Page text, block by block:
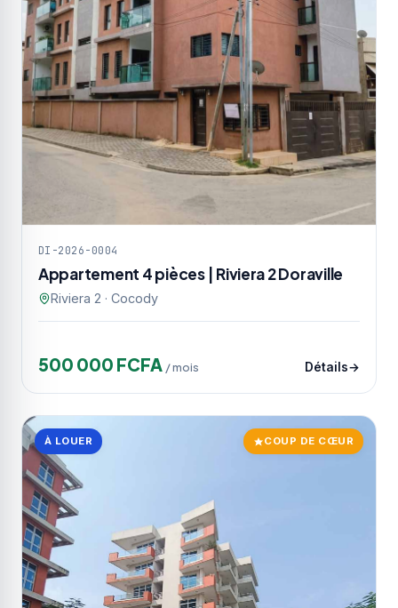
DI-2026-0004
Appartement 4 pièces | Riviera 2 Doraville
Riviera 2 · Cocody
500 000 FCFA / mois Détails
À LOUER COUP DE CŒUR